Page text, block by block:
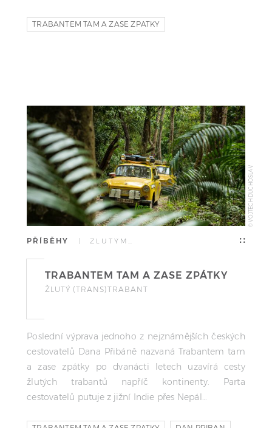
TRABANTEM TAM A ZASE ZPATKY
© VOJTĚCH DUCHOSLAV
PŘÍBĚHY | ŽLUTÝM…
TRABANTEM TAM A ZASE ZPÁTKY
ŽLUTÝ (TRANS)TRABANT
Poslední výprava jednoho z nejznámějších českých
cestovatelů Dana Přibáně nazvaná Trabantem tam
a zase zpátky po dvanácti letech uzavírá cesty
žlutých trabantů napříč kontinenty. Parta
cestovatelů putuje z jižní Indie přes Nepál…